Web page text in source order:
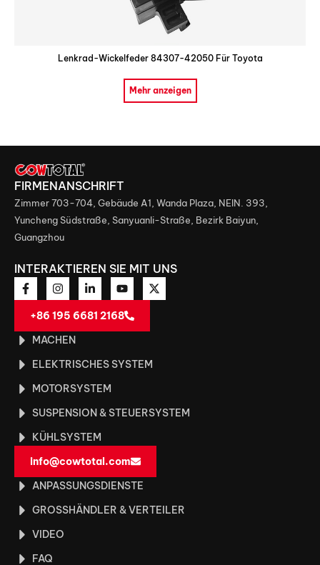
Lenkrad-Wickelfeder 84307-42050 Für Toyota
Mehr anzeigen
FIRMENANSCHRIFT
Zimmer 703-704, Gebäude A1, Wanda Plaza, NEIN. 393,
Yuncheng Südstraße, Sanyuanli-Straße, Bezirk Baiyun,
Guangzhou
INTERAKTIEREN SIE MIT UNS
+86 195 6681 2168
MACHEN
ELEKTRISCHES SYSTEM
MOTORSYSTEM
SUSPENSION & STEUERSYSTEM
KÜHLSYSTEM
info@cowtotal.com
ANPASSUNGSDIENSTE
GROSSHÄNDLER & VERTEILER
VIDEO
FAQ